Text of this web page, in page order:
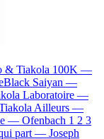
& Tiakola 100K —
Saiyan —
Laboratoire —
Ailleurs —
— Ofenbach 1 2 3
part — Joseph